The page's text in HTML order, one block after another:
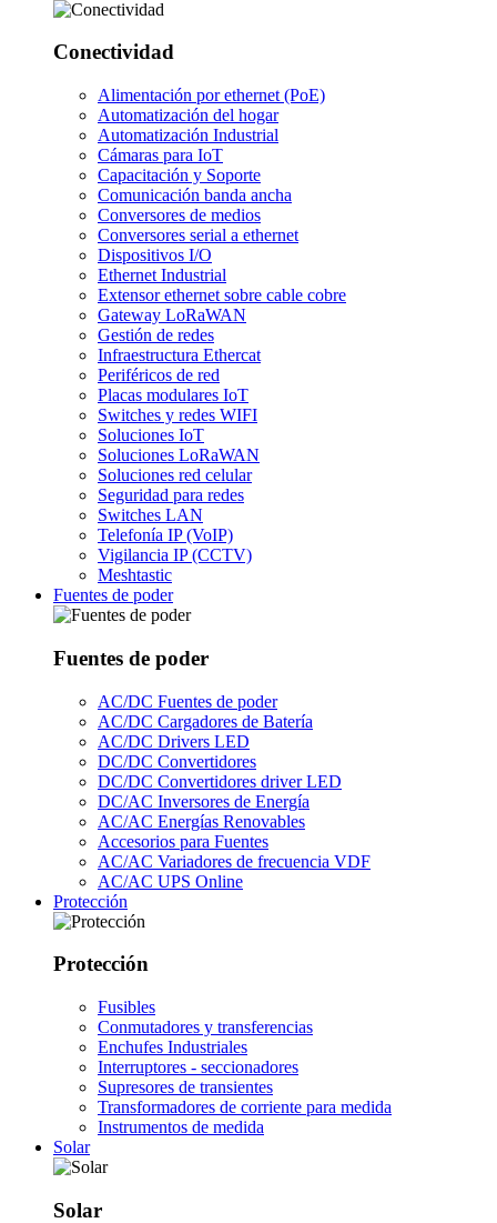
Conectividad
Alimentación por ethernet (PoE)
Automatización del hogar
Automatización Industrial
Cámaras para IoT
Capacitación y Soporte
Comunicación banda ancha
Conversores de medios
Conversores serial a ethernet
Dispositivos I/O
Ethernet Industrial
Extensor ethernet sobre cable cobre
Gateway LoRaWAN
Gestión de redes
Infraestructura Ethercat
Periféricos de red
Placas modulares IoT
Switches y redes WIFI
Soluciones IoT
Soluciones LoRaWAN
Soluciones red celular
Seguridad para redes
Switches LAN
Telefonía IP (VoIP)
Vigilancia IP (CCTV)
Meshtastic
Fuentes de poder
Fuentes de poder
AC/DC Fuentes de poder
AC/DC Cargadores de Batería
AC/DC Drivers LED
DC/DC Convertidores
DC/DC Convertidores driver LED
DC/AC Inversores de Energía
AC/AC Energías Renovables
Accesorios para Fuentes
AC/AC Variadores de frecuencia VDF
AC/AC UPS Online
Protección
Protección
Fusibles
Conmutadores y transferencias
Enchufes Industriales
Interruptores - seccionadores
Supresores de transientes
Transformadores de corriente para medida
Instrumentos de medida
Solar
Solar